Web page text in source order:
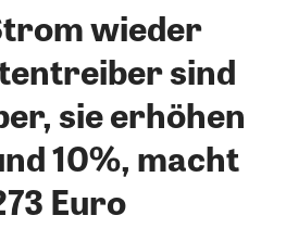
wieder
sind
sie erhöhen
10%, macht
Euro